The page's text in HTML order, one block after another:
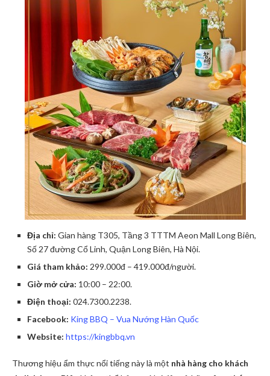
Địa chỉ: Gian hàng T305, Tầng 3 TTTM Aeon Mall Long Biên,
Số 27 đường Cổ Linh, Quận Long Biên, Hà Nội.
Giá tham khảo: 299.000đ – 419.000đ/người.
Giờ mở cửa: 10:00 – 22:00.
Điện thoại: 024.7300.2238.
Facebook: King BBQ – Vua Nướng Hàn Quốc
Website: https://kingbbq.vn
Thương hiệu ẩm thực nổi tiếng này là một nhà hàng cho khách